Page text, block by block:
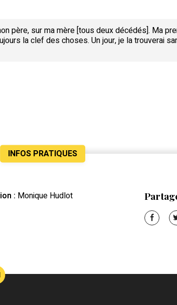
sur ma mère [tous deux décédés]. Ma
la clef des choses. Un jour, je la trouverai
INFOS PRATIQUES
: Monique Hudlot